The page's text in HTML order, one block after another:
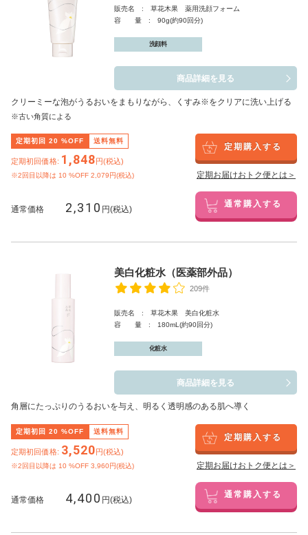
販売名 : 草花木果 薬用洗顔フォーム
容 量 : 90g(約90回分)
洗顔料
商品詳細を見る
クリーミーな泡がうるおいをまもりながら、くすみ※をクリアに洗い上げる
※古い角質による
定期初回 20 %OFF 送料無料
定期初回価格: 1,848円(税込)
※2回目以降は 10 %OFF 2,079円(税込)
定期購入する
定期お届けおトク便とは＞
通常価格 2,310 円(税込) 通常購入する
美白化粧水（医薬部外品）
209件
販売名 : 草花木果 美白化粧水
容 量 : 180mL(約90回分)
化粧水
商品詳細を見る
角層にたっぷりのうるおいを与え、明るく透明感のある肌へ導く
定期初回 20 %OFF 送料無料
定期初回価格: 3,520円(税込)
※2回目以降は 10 %OFF 3,960円(税込)
定期購入する
定期お届けおトク便とは＞
通常価格 4,400 円(税込) 通常購入する